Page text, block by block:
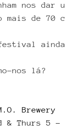
nos
mais de 70
ainda
nos lá?
Brewery
& Thurs 5 -